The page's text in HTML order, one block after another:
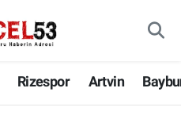
Rizespor Artvin